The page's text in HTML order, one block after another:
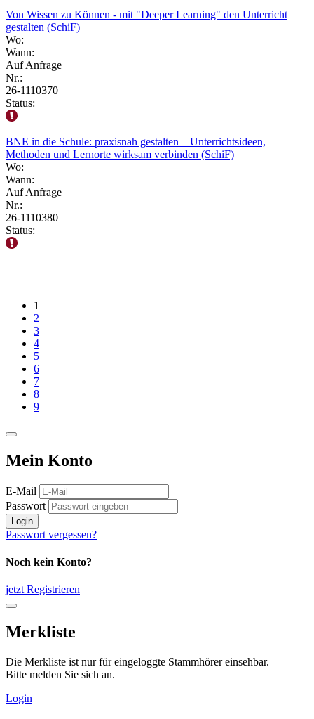
Von Wissen zu Können - mit "Deeper Learning" den Unterricht
gestalten (SchiF)
Wo:
Wann:
Auf Anfrage
Nr.:
26-1110370
Status:
BNE in die Schule: praxisnah gestalten – Unterrichtsideen,
Methoden und Lernorte wirksam verbinden (SchiF)
Wo:
Wann:
Auf Anfrage
Nr.:
26-1110380
Status:
1
2
3
4
5
6
7
8
9
Mein Konto
E-Mail
Passwort
Login
Passwort vergessen?
Noch kein Konto?
jetzt Registrieren
Merkliste
Die Merkliste ist nur für eingeloggte Stammhörer einsehbar.
Bitte melden Sie sich an.
Login